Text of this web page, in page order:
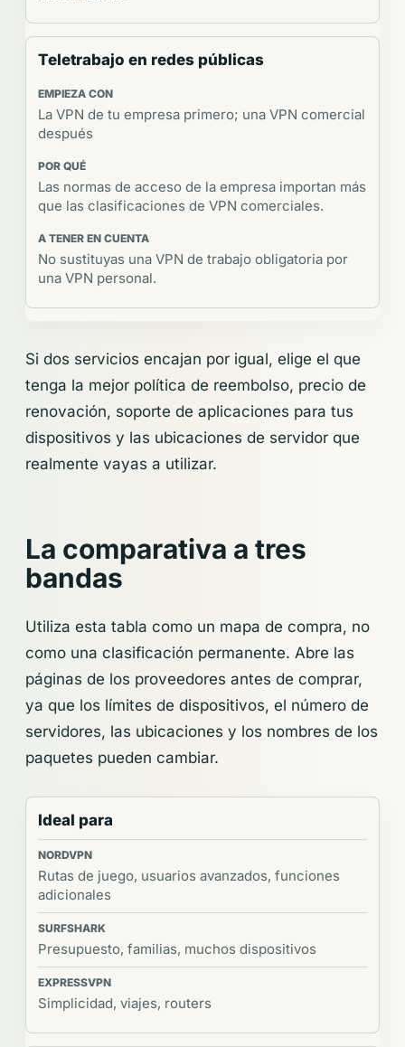
Teletrabajo en redes públicas
La VPN de tu empresa primero; una VPN comercial
después
Las normas de acceso de la empresa importan más
que las clasificaciones de VPN comerciales.
No sustituyas una VPN de trabajo obligatoria por
una VPN personal.
Si dos servicios encajan por igual, elige el que
tenga la mejor política de reembolso, precio de
renovación, soporte de aplicaciones para tus
dispositivos y las ubicaciones de servidor que
realmente vayas a utilizar.
La comparativa a tres
bandas
Utiliza esta tabla como un mapa de compra, no
como una clasificación permanente. Abre las
páginas de los proveedores antes de comprar,
ya que los límites de dispositivos, el número de
servidores, las ubicaciones y los nombres de los
paquetes pueden cambiar.
Ideal para
Rutas de juego, usuarios avanzados, funciones
adicionales
Presupuesto, familias, muchos dispositivos
Simplicidad, viajes, routers